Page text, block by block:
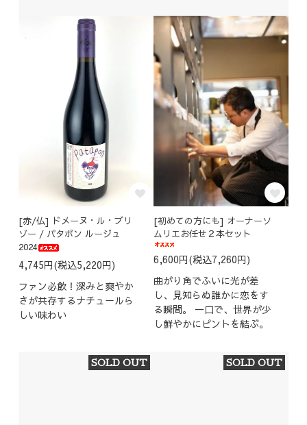
[赤/仏] ドメーヌ・ル・ブリ
ゾー / パタポン ルージュ
2024
4,745円(税込5,220円)
ファン必飲！深みと爽やか
さが共存するナチュールら
しい味わい
[初めての方にも] オーナーソ
ムリエお任せ２本セット
6,600円(税込7,260円)
曲がり角でふいに光が差
し、見知らぬ誰かに恋をす
る瞬間。 一口で、世界が少
し鮮やかにピントを結ぶ。
SOLD OUT SOLD OUT